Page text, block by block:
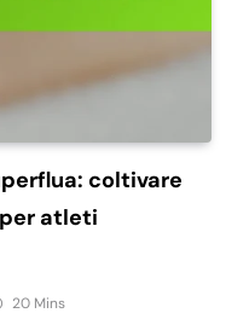
coltivare
atleti
20 Mins